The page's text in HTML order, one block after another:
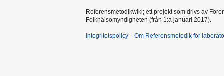
Referensmetodikwiki; ett projekt som drivs av
Folkhälsomyndigheten (från 1:a januari 2017).
Integritetspolicy Om Referensmetodik för